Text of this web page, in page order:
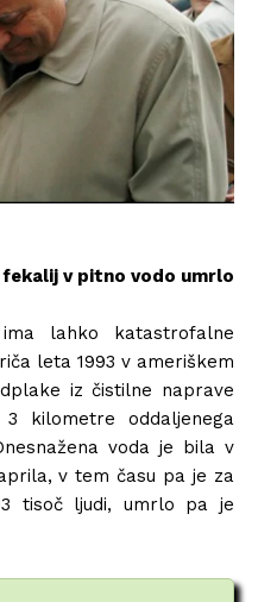
v pitno vodo umrlo
lahko katastrofalne
leta 1993 v ameriškem
iz čistilne naprave
kilometre oddaljenega
voda je bila v
v tem času pa je za
tisoč ljudi, umrlo pa je